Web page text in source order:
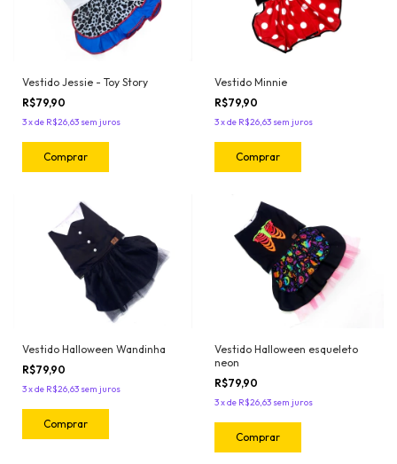
Vestido Jessie - Toy Story
R$79,90
3xde R$26,63 sem juros
Comprar
Vestido Minnie
R$79,90
3xde R$26,63 sem juros
Comprar
Vestido Halloween Wandinha
R$79,90
3xde R$26,63 sem juros
Comprar
Vestido Halloween esqueleto
neon
R$79,90
3xde R$26,63 sem juros
Comprar